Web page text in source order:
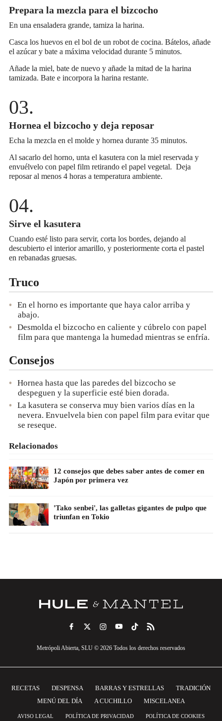
Prepara la mezcla para el bizcocho
En una ensaladera grande, tamiza la harina.
Casca los huevos en el bol de un robot de cocina. Bátelos, añade
el azúcar y bate a máxima velocidad durante 5 minutos.
Añade la miel, bate de nuevo y añade la mitad de la harina
tamizada. Bate e incorpora la harina restante.
Hornea el bizcocho y deja reposar
Echa la mezcla en el molde y hornea durante 35 minutos.
Al sacarlo del horno, unta el kasutera con la miel reservada y
envuélvelo con papel film retirando el papel vegetal. Deja
reposar al menos 4 horas a temperatura ambiente.
Sirve el kasutera
Cuando esté listo para servir, corta los bordes, dejando al
descubierto el interior amarillo, y posteriormente corta el pastel
en rebanadas gruesas.
Truco
En el horno es importante que haya calor arriba y
abajo.
Desmolda el bizcocho en caliente y cúbrelo con papel
film para que mantenga la humedad mientras se enfría.
Consejos
Hornea hasta que las paredes del bizcocho se
despeguen y la superficie esté bien dorada.
La kasutera se conserva muy bien varios días en la
nevera. Envuelvela bien con papel film para evitar que
se reseque.
Relacionados
12 consejos que debes saber antes de comer en
Japón por primera vez
'Tako senbei', las galletas gigantes de pulpo que
triunfan en Tokio
Metrópoli Abierta, SLU © 2026 Todos los derechos reservados
RECETAS DESPENSA BARRAS Y ESTRELLAS
TRADICIÓN
MENÚ DEL DÍA
A CUCHILLO MISCELANEA
AVISO LEGAL POLÍTICA DE PRIVACIDAD POLÍTICA DE COOKIES